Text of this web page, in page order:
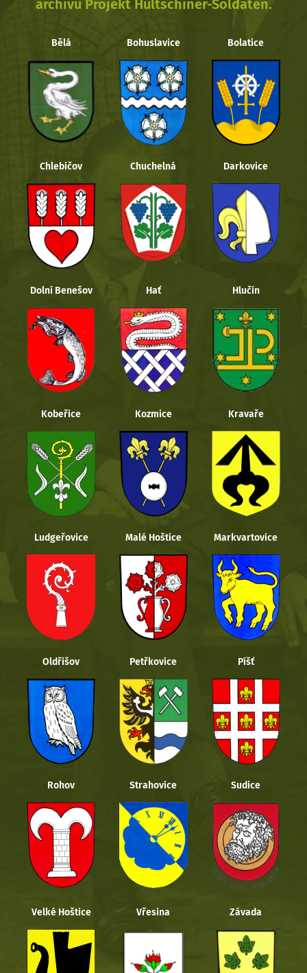
archivu Projekt Hultschiner-Soldaten.
Bělá Bohuslavice Bolatice
Chlebičov Chuchelná Darkovice
Dolní Benešov Hať Hlučín
Kobeřice Kozmice Kravaře
Ludgeřovice Malé Hoštice Markvartovice
Oldřišov Petřkovice Píšť
Rohov Strahovice Sudice
Velké Hoštice Vřesina Závada